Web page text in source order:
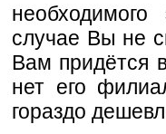
случае Вы не
Вам придётся
нет его
гораздо